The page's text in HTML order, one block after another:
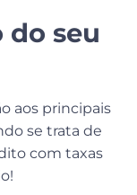
do seu
aos principais
se trata de
com taxas